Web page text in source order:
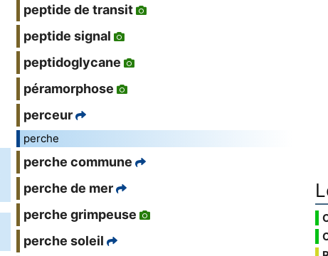
peptide de transit
peptide signal
peptidoglycane
péramorphose
perceur
perche
perche commune
perche de mer
perche grimpeuse
perche soleil